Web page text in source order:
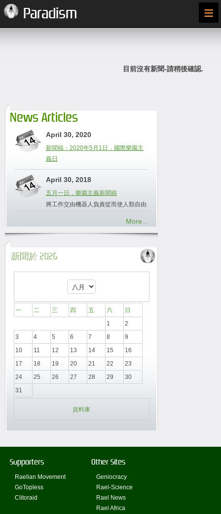
Paradism ≡
目前沒有新聞-請稍後確認.
News Articles
April 30, 2020
新聞稿：2020年5月1日，國際樂園主
義日
April 30, 2018
五月一日，樂園主義新聞稿
將工作交由機器人負責從而使人類自由
More...
新聞於 2026
一 二 三 四 五 六
日
1
2
3
4 5 6 7 8
9
10
11 12 13 14 15
16
17
18 19 20 21 22
23
24
25 26 27 28 29
30
31
資料庫
Supporters
Raelian Movement
GoTopless
Clitoraid
Other Sites
Geniocracy
Rael-Science
Rael News
Rael Africa